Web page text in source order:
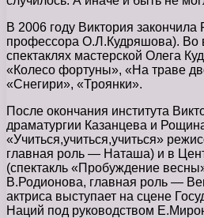
В 2006 году Виктория
профессора О.Л.Кудряшова). Во
спектаклях мастерской Олега
«Колесо фортуны», «На траве
«Снегири», «Троянки».
После окончания института
драматургии Казанцева и
«Учиться,учиться,учиться»
главная роль — Наташа) и в
(спектакль «Пробуждение
В.Родионова, главная роль —
актриса выступает на сцене
Наций под руководством